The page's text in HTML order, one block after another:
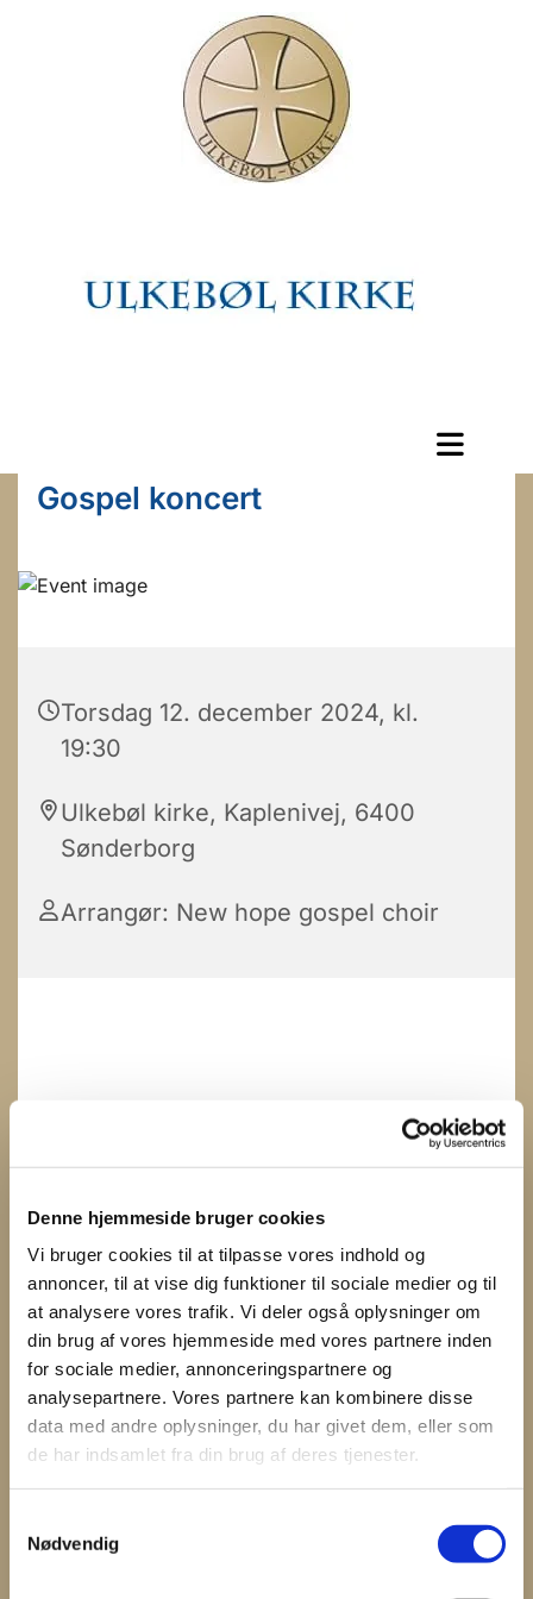
Denne hjemmeside bruger cookies
Vi bruger cookies til at tilpasse vores indhold og
annoncer, til at vise dig funktioner til sociale medier og til
at analysere vores trafik. Vi deler også oplysninger om
din brug af vores hjemmeside med vores partnere inden
for sociale medier, annonceringspartnere og
analysepartnere. Vores partnere kan kombinere disse
data med andre oplysninger, du har givet dem, eller som
de har indsamlet fra din brug af deres tjenester.
Nødvendig
Gospel koncert
Torsdag 12. december 2024, kl.
19:30
Ulkebøl kirke, Kaplenivej, 6400
Sønderborg
Arrangør: New hope gospel choir